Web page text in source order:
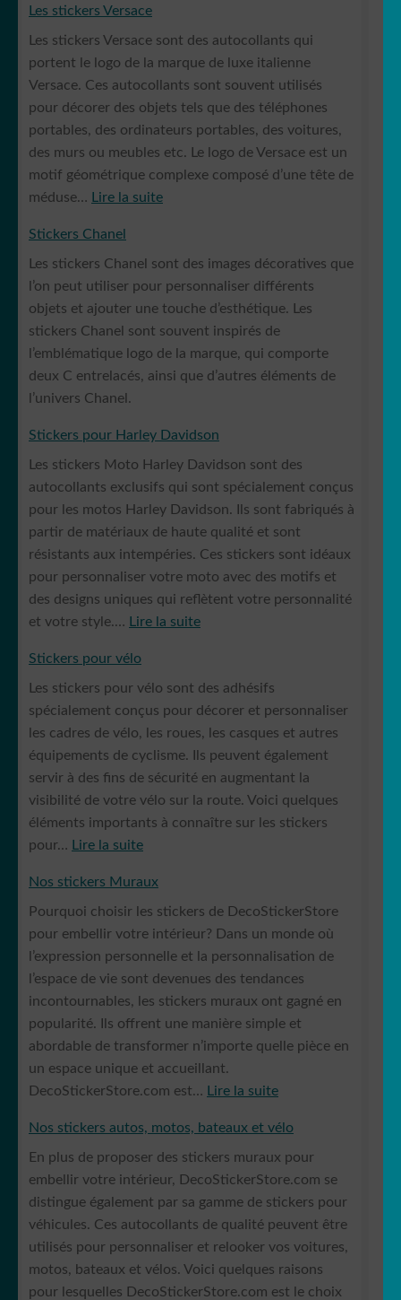
un
sticker
?
Les stickers Versace
Les stickers Versace sont des autocollants qui
portent le logo de la marque de luxe italienne
Versace. Ces autocollants sont souvent utilisés
pour décorer des objets tels que des téléphones
portables, des ordinateurs portables, des voitures,
des murs ou meubles etc. Le logo de Versace est un
motif géométrique complexe composé d’une tête de
méduse…
Lire la suite:
Versace
Stickers Chanel
Les stickers Chanel sont des images décoratives que
l’on peut utiliser pour personnaliser différents
objets et ajouter une touche d’esthétique. Les
stickers Chanel sont souvent inspirés de
l’emblématique logo de la marque, qui comporte
deux C entrelacés, ainsi que d’autres éléments de
l’univers Chanel.
Stickers pour Harley Davidson
Les stickers Moto Harley Davidson sont des
autocollants exclusifs qui sont spécialement conçus
pour les motos Harley Davidson. Ils sont fabriqués à
partir de matériaux de haute qualité et sont
résistants aux intempéries. Ces stickers sont idéaux
pour personnaliser votre moto avec des motifs et
des designs uniques qui reflètent votre personnalité
et votre style.…
Lire la suite:
Harley
Davidson
Stickers pour vélo
Les stickers pour vélo sont des adhésifs
spécialement conçus pour décorer et personnaliser
les cadres de vélo, les roues, les casques et autres
équipements de cyclisme. Ils peuvent également
servir à des fins de sécurité en augmentant la
visibilité de votre vélo sur la route. Voici quelques
éléments importants à connaître sur les stickers
pour…
Lire la suite:
pour
vélo
Nos stickers Muraux
Pourquoi choisir les stickers de DecoStickerStore
pour embellir votre intérieur? Dans un monde où
l’expression personnelle et la personnalisation de
l’espace de vie sont devenues des tendances
incontournables, les stickers muraux ont gagné en
popularité. Ils offrent une manière simple et
abordable de transformer n’importe quelle pièce en
un espace unique et accueillant.
DecoStickerStore.com est…
Lire la suite:
stickers
Muraux
Nos stickers autos, motos, bateaux et vélo
En plus de proposer des stickers muraux pour
embellir votre intérieur, DecoStickerStore.com se
distingue également par sa gamme de stickers pour
véhicules. Ces autocollants de qualité peuvent être
utilisés pour personnaliser et relooker vos voitures,
motos, bateaux et vélos. Voici quelques raisons
pour lesquelles DecoStickerStore.com est le choix